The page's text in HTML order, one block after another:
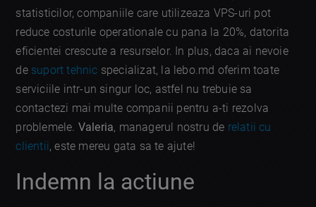
statisticilor, companiile care utilizeaza VPS-uri pot
reduce costurile operationale cu pana la 20%, datorita
eficientei crescute a resurselor. In plus, daca ai nevoie
de suport tehnic specializat, la lebo.md oferim toate
serviciile intr-un singur loc, astfel nu trebuie sa
contactezi mai multe companii pentru a-ti rezolva
problemele. Valeria, managerul nostru de relatii cu
clientii, este mereu gata sa te ajute!
Indemn la actiune